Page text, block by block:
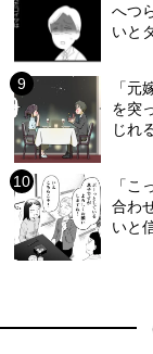
へつ
いと
「
を突
じれ
「
合わ
いと